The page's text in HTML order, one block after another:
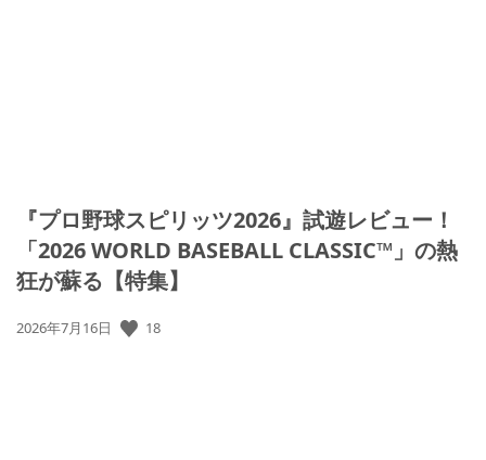
『プロ野球スピリッツ2026』試遊レビュー！
「2026 WORLD BASEBALL CLASSIC™」の熱
狂が蘇る【特集】
公
2026年7月16日 18